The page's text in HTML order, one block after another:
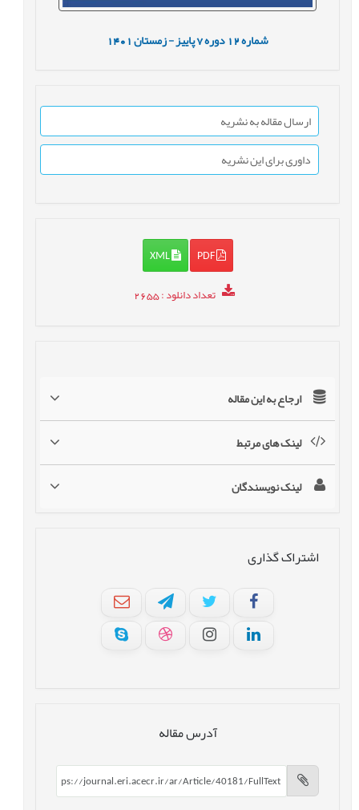
شماره12 دوره7 پاییز - زمستان1401
ارسال مقاله به نشریه
داوری برای این نشریه
PDF
XML
تعداد دانلود: 2655
ارجاع به این مقاله
لینک های مرتبط
لینک نویسندگان
اشتراک گذاری
آدرس مقاله